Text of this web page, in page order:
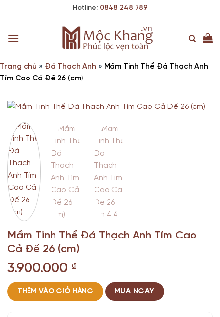
Hotline: 0848 248 789
Trang chủ » Đá Thạch Anh » Mầm Tinh Thể Đá Thạch Anh
Tím Cao Cả Đế 26 (cm)
Mầm Tinh Thể Đá Thạch Anh Tím Cao
Cả Đế 26 (cm)
3.900.000 ₫
THÊM VÀO GIỎ HÀNG MUA NGAY